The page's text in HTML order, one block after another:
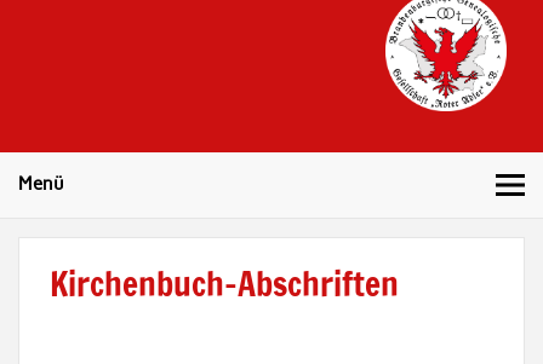
Menü
Kirchenbuch-Abschriften